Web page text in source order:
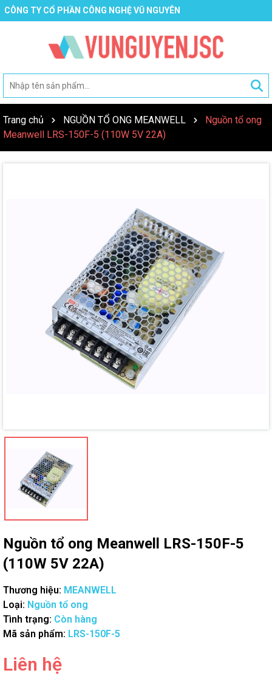
CÔNG TY CỔ PHẦN CÔNG NGHỆ VŨ NGUYÊN
Trang chủ NGUỒN TỔ ONG MEANWELL
Nguồn tổ ong
Meanwell LRS-150F-5 (110W 5V 22A)
Nguồn tổ ong Meanwell LRS-150F-5
(110W 5V 22A)
Thương hiệu: MEANWELL
Loại: Nguồn tổ ong
Tình trạng: Còn hàng
Mã sản phẩm: LRS-150F-5
Liên hệ
Ngày hết hạn: